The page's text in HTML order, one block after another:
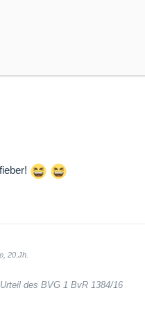
20.Jh.
des BVG 1 BvR 1384/16